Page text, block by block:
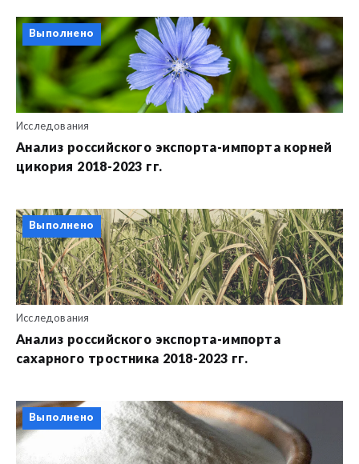
Выполнено
Исследования
Анализ российского экспорта-импорта корней
цикория 2018-2023 гг.
Выполнено
Исследования
Анализ российского экспорта-импорта
сахарного тростника 2018-2023 гг.
Выполнено